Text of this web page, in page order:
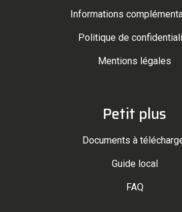
Informations
Politique de
Mentions légales
Petit plus
Documents à
Guide local
FAQ